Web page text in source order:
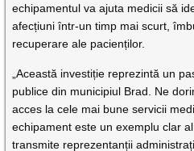
echipamentul va ajuta medicii să
afecțiuni într-un timp mai scurt,
recuperare ale pacienților.
„Această investiție reprezintă un
publice din municipiul Brad. Ne
acces la cele mai bune servicii
echipament este un exemplu clar
transmite reprezentanții